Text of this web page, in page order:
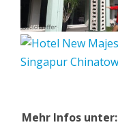
Mehr Infos unter: